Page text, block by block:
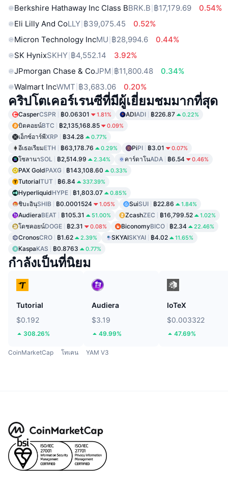
Berkshire Hathaway Inc Class BBRK.B ฿17,179.69
0.54%
Eli Lilly And CoLLY ฿39,075.45
0.52%
Micron Technology IncMU ฿28,994.6
0.44%
SK HynixSKHY ฿4,552.14
3.92%
JPmorgan Chase & CoJPM ฿11,800.48
0.34%
Walmart IncWMT ฿3,683.06 0.20%
คริปโตเคอร์เรนซีที่มีผู้เยี่ยมชมมากที่สุด
CasperCSPR ฿0.06301 1.81% ADIADI ฿226.87 0.22%
บิตคอยน์BTC ฿2,135,168.85 0.09%
เอ็กซ์อาร์พีXRP ฿34.28 0.77%
อีเธอเรียมETH ฿63,178.76 0.29% PiPI ฿3.01 0.07%
โซลานาSOL ฿2,514.99 2.34% คาร์ดาโนADA ฿6.54 0.46%
PAX GoldPAXG ฿143,108.60 0.33%
TutorialTUT ฿6.84 337.39%
HyperliquidHYPE ฿1,803.07 0.85%
ชิบะอินุSHIB ฿0.0001524 1.05% SuiSUI ฿22.86 1.84%
AudieraBEAT ฿105.31 51.00% ZcashZEC ฿16,799.52 1.02%
โดชคอยน์DOGE ฿2.31 0.08% BiconomyBICO ฿2.34 22.46%
CronosCRO ฿1.62 2.39% SKYAISKYAI ฿4.02 11.65%
KaspaKAS ฿0.8763 0.77%
กำลังเป็นที่นิยม
Tutorial
$0.192
308.26%
Audiera
$3.19
49.99%
IoTeX
$0.003322
47.69%
CoinMarketCap โทเคน YAM V3